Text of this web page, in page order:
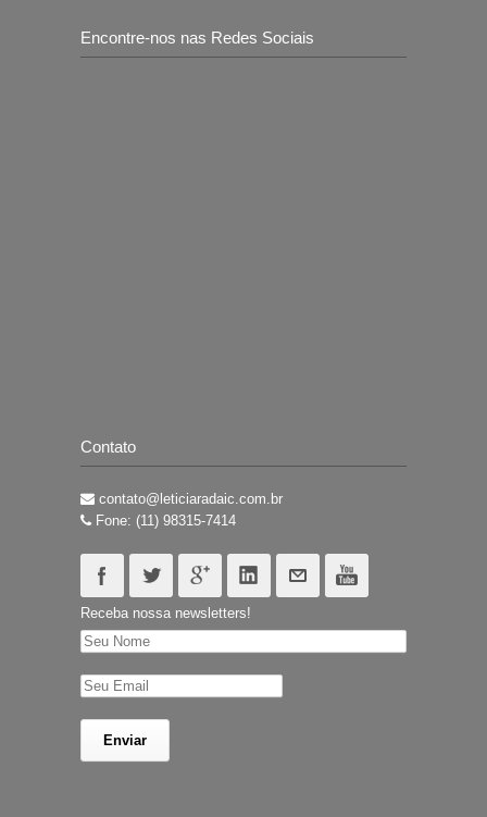
Encontre-nos nas Redes Sociais
Contato
contato@leticiaradaic.com.br
Fone: (11) 98315-7414
Receba nossa newsletters!